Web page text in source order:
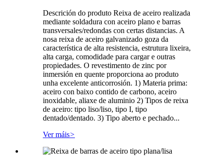
Descrición do produto Reixa de aceiro realizada
mediante soldadura con aceiro plano e barras
transversales/redondas con certas distancias. A
nosa reixa de aceiro galvanizado goza da
característica de alta resistencia, estrutura lixeira,
alta carga, comodidade para cargar e outras
propiedades. O revestimento de zinc por
inmersión en quente proporciona ao produto
unha excelente anticorrosión. 1) Materia prima:
aceiro con baixo contido de carbono, aceiro
inoxidable, aliaxe de aluminio 2) Tipos de reixa
de aceiro: tipo liso/liso, tipo I, tipo
dentado/dentado. 3) Tipo aberto e pechado...
Ver máis>